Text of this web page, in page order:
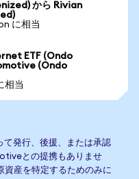
から Rivian
に相当
ETF (Ondo
(Ondo
相当
発行、後援、または承認
との提携もありませ
資産を特定するためのみに